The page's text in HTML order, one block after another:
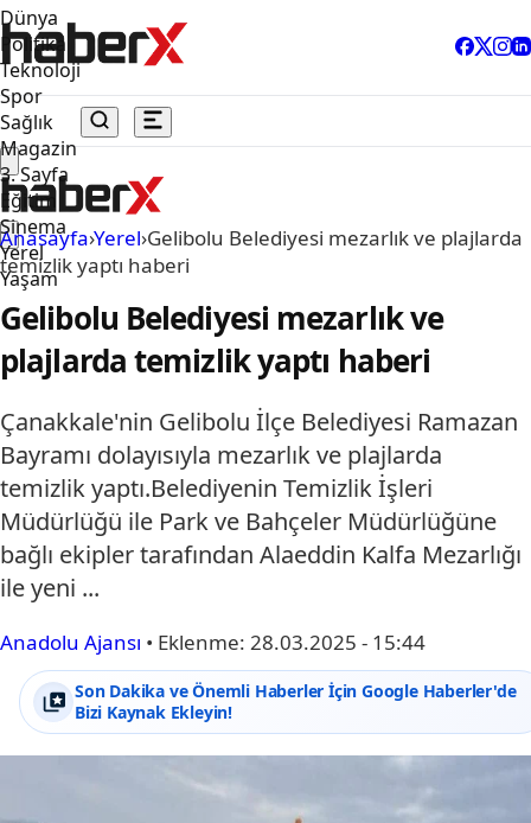
Dünya
Politika
Teknoloji
Spor
Sağlık
Magazin
3. Sayfa
Eğitim
Sinema
Yerel
Yaşam
Anasayfa›Yerel›Gelibolu Belediyesi mezarlık ve plajlarda
temizlik yaptı haberi
Gelibolu Belediyesi mezarlık ve
plajlarda temizlik yaptı haberi
Çanakkale'nin Gelibolu İlçe Belediyesi Ramazan
Bayramı dolayısıyla mezarlık ve plajlarda
temizlik yaptı.Belediyenin Temizlik İşleri
Müdürlüğü ile Park ve Bahçeler Müdürlüğüne
bağlı ekipler tarafından Alaeddin Kalfa Mezarlığı
ile yeni ...
Anadolu Ajansı • Eklenme: 28.03.2025 - 15:44
Son Dakika ve Önemli Haberler İçin Google Haberler'de
Bizi Kaynak Ekleyin!